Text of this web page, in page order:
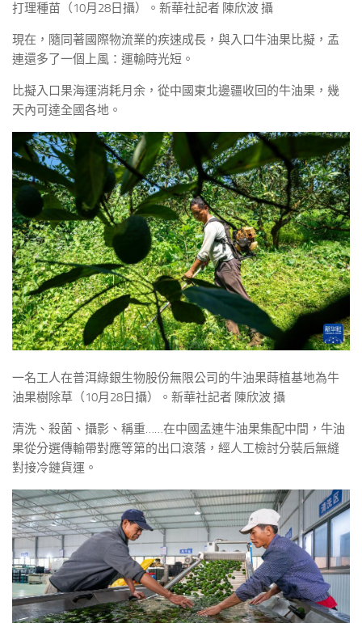
打理種苗（10月28日攝）。新華社記者 陳欣波 攝
現在，隨同著國際物流業的疾速成長，與入口牛油果比擬，孟
連還多了一個上風：運輸時光短。
比擬入口果海運消耗月余，從中國東北邊疆收回的牛油果，幾
天內可達全國各地。
一名工人在普洱綠銀生物股份無限公司的牛油果蒔植基地為牛
油果樹除草（10月28日攝）。新華社記者 陳欣波 攝
清洗、殺菌、攝影、稱重……在中國孟連牛油果集配中間，牛油
果從分選傳輸帶對應等第的出口滾落，經人工檢討分裝后無縫
對接冷鏈貨運。